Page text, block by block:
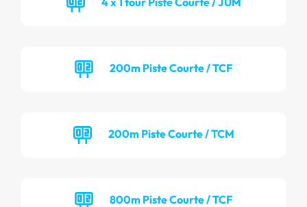
200m Piste Courte / TCF
200m Piste Courte / TCM
800m Piste Courte / TCF